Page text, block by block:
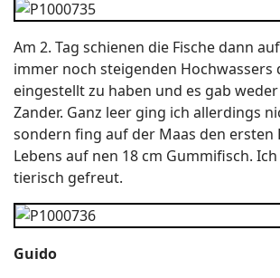
Am 2. Tag schienen die Fische dann
immer noch steigenden Hochwassers
eingestellt zu haben und es gab
Zander. Ganz leer ging ich allerdings
sondern fing auf der Maas den ersten
Lebens auf nen 18 cm Gummifisch.
tierisch gefreut.
Guido